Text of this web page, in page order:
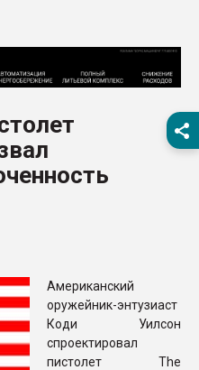
28.07.2026
первый план в
28.07.2026
ситуацией на
Всё, что касается
Американский
оружейник-энтузиаст
Коди Уилсон
спроектировал
пистолет The